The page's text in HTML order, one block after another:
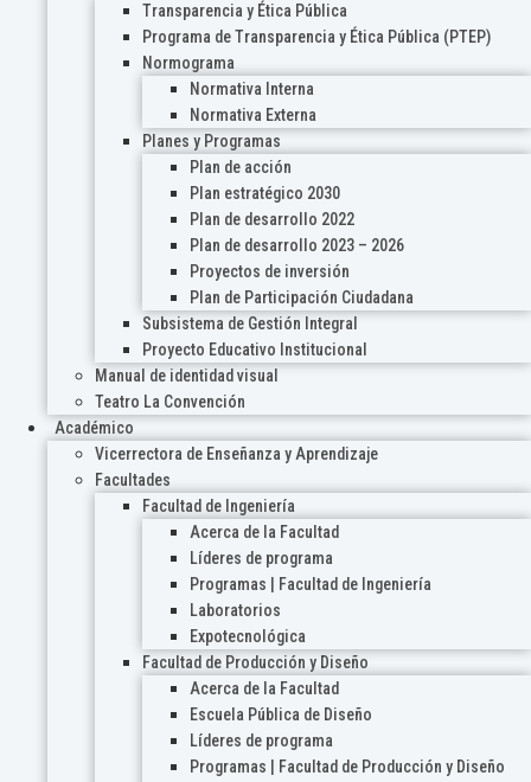
Transparencia y Ética Pública
Programa de Transparencia y Ética Pública (PTEP)
Normograma
Normativa Interna
Normativa Externa
Planes y Programas
Plan de acción
Plan estratégico 2030
Plan de desarrollo 2022
Plan de desarrollo 2023 – 2026
Proyectos de inversión
Plan de Participación Ciudadana
Subsistema de Gestión Integral
Proyecto Educativo Institucional
Manual de identidad visual
Teatro La Convención
Académico
Vicerrectora de Enseñanza y Aprendizaje
Facultades
Facultad de Ingeniería
Acerca de la Facultad
Líderes de programa
Programas | Facultad de Ingeniería
Laboratorios
Expotecnológica
Facultad de Producción y Diseño
Acerca de la Facultad
Escuela Pública de Diseño
Líderes de programa
Programas | Facultad de Producción y Diseño